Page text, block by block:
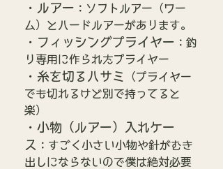
・ルアー ：ソフトルアー（ワー
ム）とハードルアーがあります。
・フィッシングプライヤー ：釣
り専用に作られたプライヤー
・糸を切るハサミ
（プライヤー
でも切れるけど別で持ってると
楽）
・小物（ルアー）入れケー
ス
：すごく小さい小物や針がむき
出しにならないので僕は絶対必要